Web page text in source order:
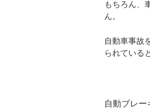
もちろん、
ん。
自動車事故
られている
自動ブレ